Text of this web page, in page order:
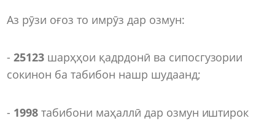
Аз рӯзи оғоз то имрӯз дар озмун:
-25123 шарҳҳои қадрдонӣ ва сипосгузории
сокинон ба табибон нашр шудаанд;
- 1998 табибони маҳаллӣ дар озмун иштирок